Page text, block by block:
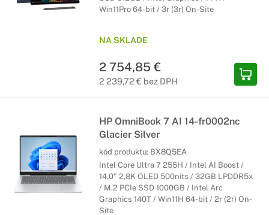
Win11Pro 64-bit / 3r (3r) On-Site
NA SKLADE
2 754,85 €
2 239,72 € bez DPH
HP OmniBook 7 AI 14-fr0002nc
Glacier Silver
kód produktu: BX8Q5EA
Intel Core Ultra 7 255H / Intel AI Boost /
14,0" 2,8K OLED 500nits / 32GB LPDDR5x
/ M.2 PCIe SSD 1000GB / Intel Arc
Graphics 140T / Win11H 64-bit / 2r (2r) On-
Site